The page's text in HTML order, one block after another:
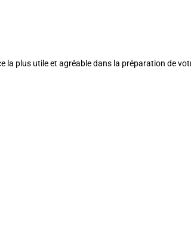
la plus utile et agréable dans la préparation de